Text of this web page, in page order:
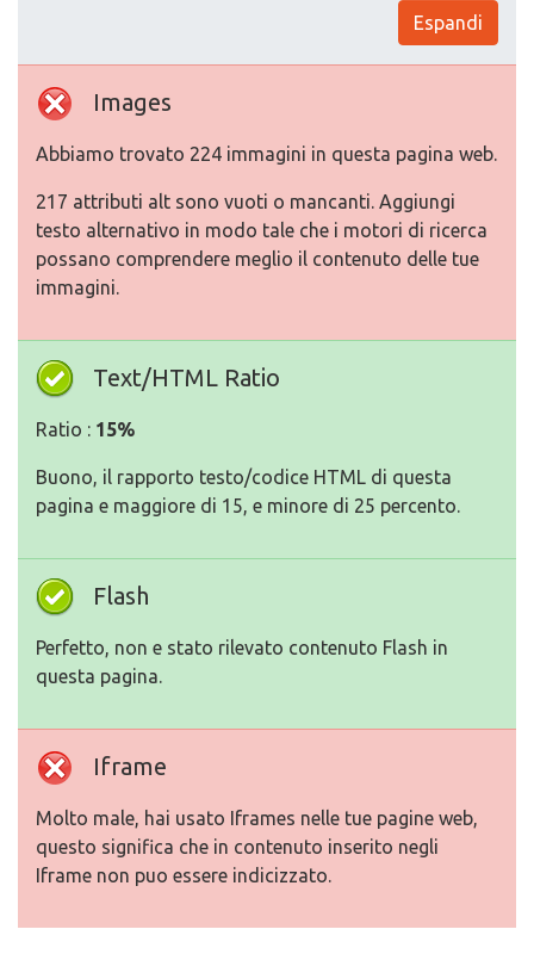
Espandi
Images
Abbiamo trovato 224 immagini in questa pagina web.
217 attributi alt sono vuoti o mancanti. Aggiungi
testo alternativo in modo tale che i motori di ricerca
possano comprendere meglio il contenuto delle tue
immagini.
Text/HTML Ratio
Ratio : 15%
Buono, il rapporto testo/codice HTML di questa
pagina e maggiore di 15, e minore di 25 percento.
Flash
Perfetto, non e stato rilevato contenuto Flash in
questa pagina.
Iframe
Molto male, hai usato Iframes nelle tue pagine web,
questo significa che in contenuto inserito negli
Iframe non puo essere indicizzato.